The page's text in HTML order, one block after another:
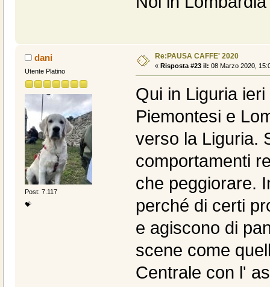
dani
Utente Platino
Post: 7.117
💝
Re:PAUSA CAFFE' 2020
« Risposta #23 il: 08 Marzo 2020,
Qui in Liguria
Piemontesi e
verso la Liguria.
comportamenti
che peggiorare.
perché di certi
e agiscono di
scene come
Centrale con l'